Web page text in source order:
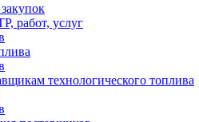
работ, услуг
технологического топлива